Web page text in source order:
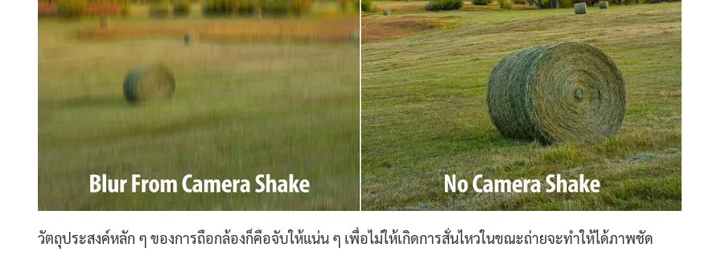
วัตถุประสงค์หลัก ๆ ของการถือกล้องก็คือจับให้แน่น ๆ เพื่อไม่ให้เกิดการสั่นไหวในขณะถ่ายจะทำให้ได้ภาพชัด